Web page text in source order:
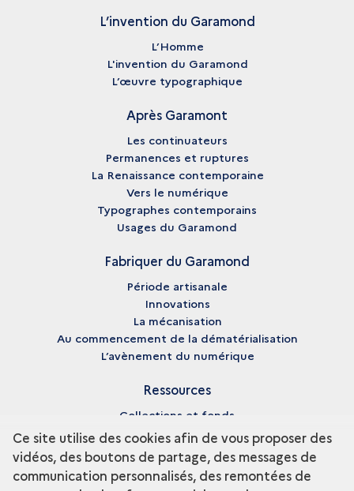
L’invention du Garamond
L’Homme
L'invention du Garamond
L’œuvre typographique
Après Garamont
Les continuateurs
Permanences et ruptures
La Renaissance contemporaine
Vers le numérique
Typographes contemporains
Usages du Garamond
Fabriquer du Garamond
Période artisanale
Innovations
La mécanisation
Au commencement de la dématérialisation
L’avènement du numérique
Ressources
Collections et fonds
Enseignement et recherche
Fiches biographiques
Pédagogie
Bibliographie
Ce site utilise des cookies afin de vous proposer des
vidéos, des boutons de partage, des messages de
communication personnalisés, des remontées de